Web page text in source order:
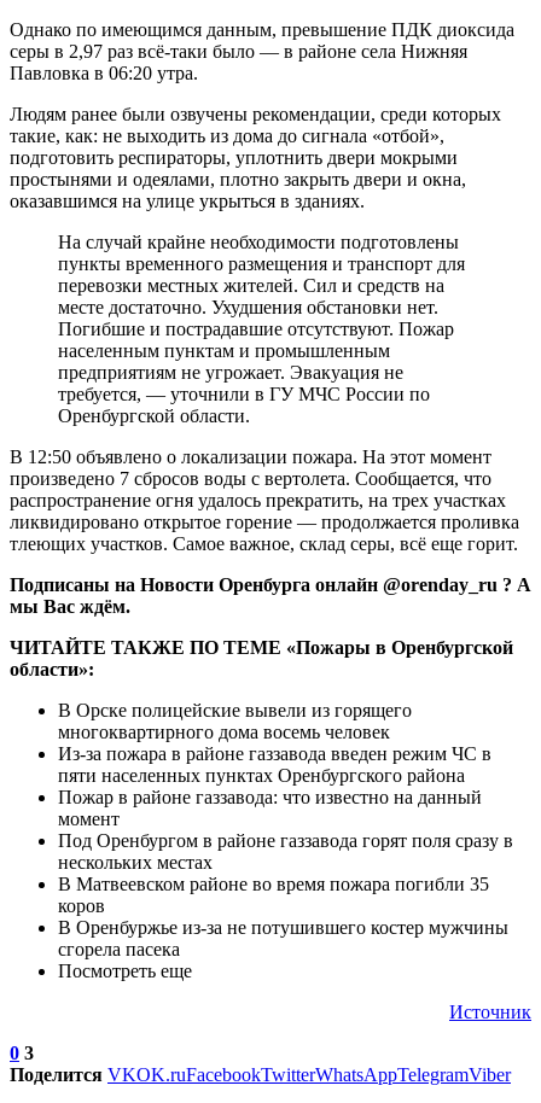
Однако по имеющимся данным, превышение ПДК диоксида
серы в 2,97 раз всё-таки было — в районе села Нижняя
Павловка в 06:20 утра.
Людям ранее были озвучены рекомендации, среди которых
такие, как: не выходить из дома до сигнала «отбой»,
подготовить респираторы, уплотнить двери мокрыми
простынями и одеялами, плотно закрыть двери и окна,
оказавшимся на улице укрыться в зданиях.
На случай крайне необходимости подготовлены
пункты временного размещения и транспорт для
перевозки местных жителей. Сил и средств на
месте достаточно. Ухудшения обстановки нет.
Погибшие и пострадавшие отсутствуют. Пожар
населенным пунктам и промышленным
предприятиям не угрожает. Эвакуация не
требуется, — уточнили в ГУ МЧС России по
Оренбургской области.
В 12:50 объявлено о локализации пожара. На этот момент
произведено 7 сбросов воды с вертолета. Сообщается, что
распространение огня удалось прекратить, на трех участках
ликвидировано открытое горение — продолжается проливка
тлеющих участков. Самое важное, склад серы, всё еще горит.
Подписаны на Новости Оренбурга онлайн @orenday_ru ? А
мы Вас ждём.
ЧИТАЙТЕ ТАКЖЕ ПО ТЕМЕ «Пожары в Оренбургской
области»:
В Орске полицейские вывели из горящего
многоквартирного дома восемь человек
Из-за пожара в районе газзавода введен режим ЧС в
пяти населенных пунктах Оренбургского района
Пожар в районе газзавода: что известно на данный
момент
Под Оренбургом в районе газзавода горят поля сразу в
нескольких местах
В Матвеевском районе во время пожара погибли 35
коров
В Оренбуржье из-за не потушившего костер мужчины
сгорела пасека
Посмотреть еще
Источник
0 3
Поделится VKOK.ruFacebookTwitterWhatsAppTelegramViber